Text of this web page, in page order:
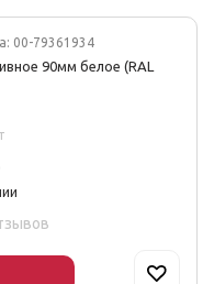
00-79361934
90мм белое (RAL